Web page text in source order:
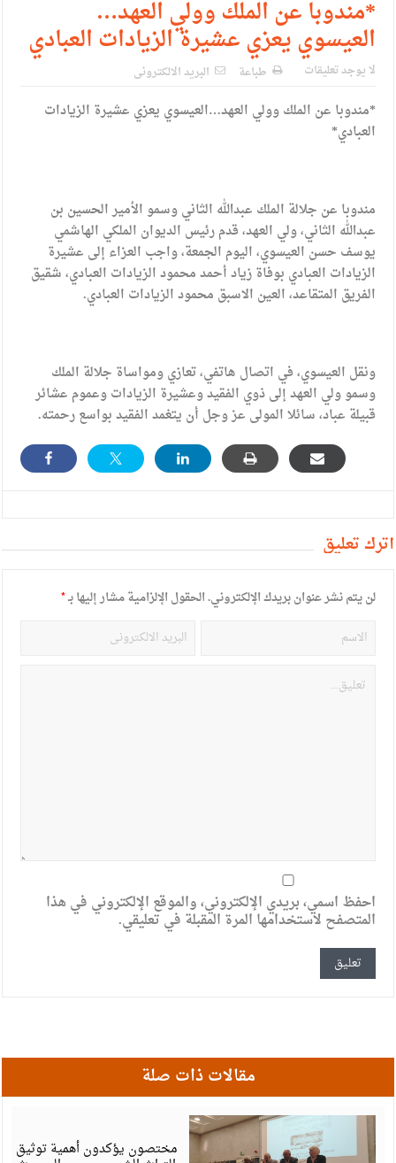
*مندوبا عن الملك وولي العهد…
العيسوي يعزي عشيرة الزيادات العبادي
لا يوجد تعليقات طباعة البريد الالكترونى
*مندوبا عن الملك وولي العهد…العيسوي يعزي عشيرة الزيادات
العبادي*
مندوبا عن جلالة الملك عبدالله الثاني وسمو الأمير الحسين بن
عبدالله الثاني، ولي العهد، قدم رئيس الديوان الملكي الهاشمي
يوسف حسن العيسوي، اليوم الجمعة، واجب العزاء إلى عشيرة
الزيادات العبادي بوفاة زياد أحمد محمود الزيادات العبادي، شقيق
الفريق المتقاعد، العين الاسبق محمود الزيادات العبادي.
ونقل العيسوي، في اتصال هاتفي، تعازي ومواساة جلالة الملك
وسمو ولي العهد إلى ذوي الفقيد وعشيرة الزيادات وعموم عشائر
قبيلة عباد، سائلا المولى عز وجل أن يتغمد الفقيد بواسع رحمته.
أترك تعليق
لن يتم نشر عنوان بريدك الإلكتروني.الحقول الإلزامية مشار إليها بـ*
احفظ اسمي، بريدي الإلكتروني، والموقع الإلكتروني في هذا
المتصفح لاستخدامها المرة المقبلة في تعليقي.
مقالات ذات صلة
مختصون يؤكدون أهمية توثيق